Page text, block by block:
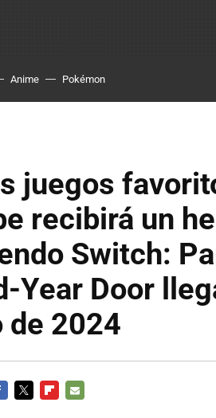
Anime Pokémon
juegos
recibirá un
Switch:
Year Door
de 2024